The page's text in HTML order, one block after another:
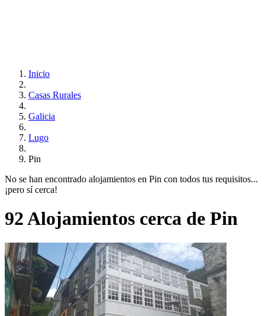
Inicio
Casas Rurales
Galicia
Lugo
Pin
No se han encontrado alojamientos en Pin con todos tus requisitos...
¡pero sí cerca!
92 Alojamientos cerca de Pin